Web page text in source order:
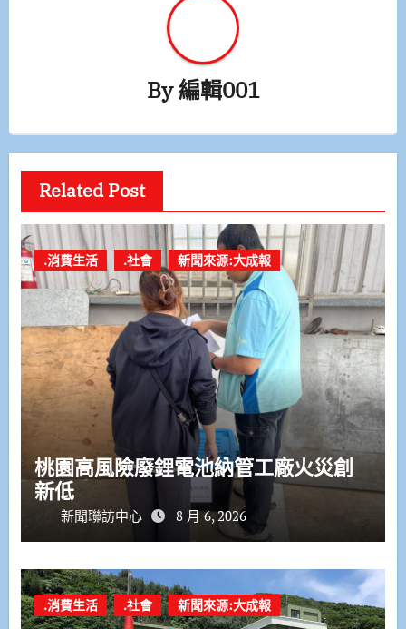
By編輯001
Related Post
.消費生活 .社會 新聞來源:大成報
桃園高風險廢鋰電池納管工廠火災創
新低
新聞聯訪中心 8 月 6, 2026
.消費生活 .社會 新聞來源:大成報